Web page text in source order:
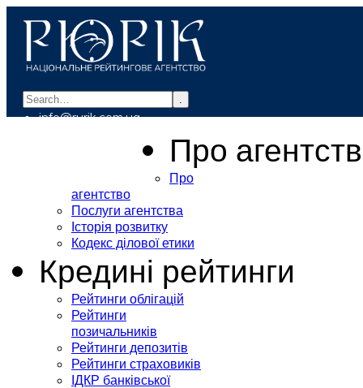
.
info@rurik.com.ua
Про
Про
агентство
Послуги агентства
Історія розвитку
Кодекс ділової етики
Кредині рейтинги
Рейтинги облігацій
Рейтинги
позичальників
Рейтинги депозитів
Рейтинги страховиків
ІДКР банківської